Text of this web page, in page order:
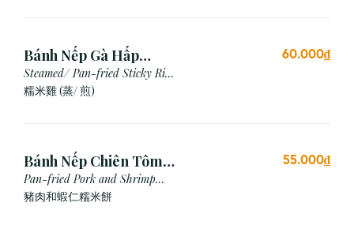
Bánh Nếp Gà Hấp
/Chiên (2 cái)
Steamed/ Pan-fried Sticky Rice
Chicken
糯米雞 (蒸/ 煎)
60.000₫
Bánh Nếp Chiên Tôm
Thịt (3 Cái)
Pan-fried Pork and Shrimp
Glutinous Rice Cake
豬肉和蝦仁糯米餅
55.000₫